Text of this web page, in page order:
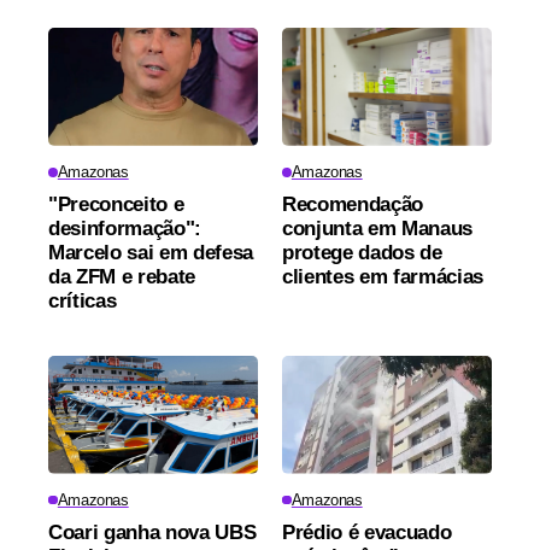
Amazonas
"Preconceito e
desinformação":
Marcelo sai em defesa
da ZFM e rebate
críticas
Amazonas
Recomendação
conjunta em Manaus
protege dados de
clientes em farmácias
Amazonas
Coari ganha nova UBS
Amazonas
Prédio é evacuado